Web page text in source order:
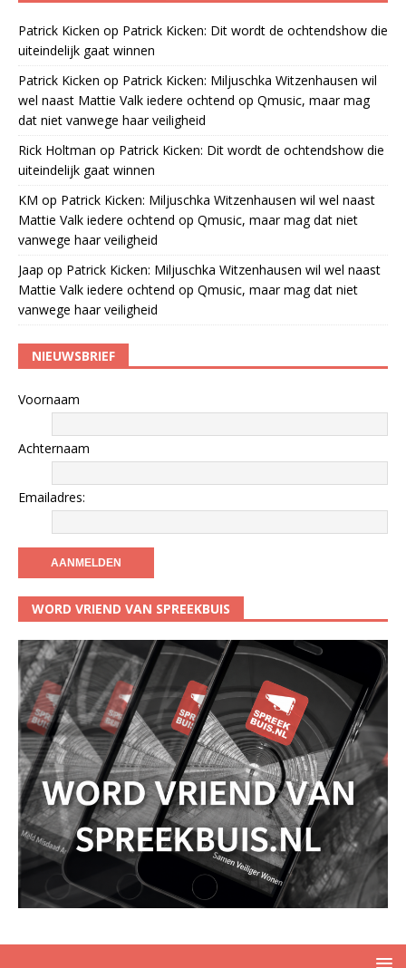
Patrick Kicken op Patrick Kicken: Dit wordt de ochtendshow die
uiteindelijk gaat winnen
Patrick Kicken op Patrick Kicken: Miljuschka Witzenhausen wil
wel naast Mattie Valk iedere ochtend op Qmusic, maar mag
dat niet vanwege haar veiligheid
Rick Holtman op Patrick Kicken: Dit wordt de ochtendshow die
uiteindelijk gaat winnen
KM op Patrick Kicken: Miljuschka Witzenhausen wil wel naast
Mattie Valk iedere ochtend op Qmusic, maar mag dat niet
vanwege haar veiligheid
Jaap op Patrick Kicken: Miljuschka Witzenhausen wil wel naast
Mattie Valk iedere ochtend op Qmusic, maar mag dat niet
vanwege haar veiligheid
NIEUWSBRIEF
Voornaam
Achternaam
Emailadres:
WORD VRIEND VAN SPREEKBUIS